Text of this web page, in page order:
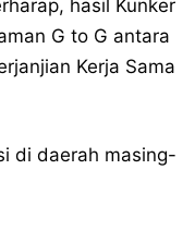
hasil Kunker
G to G antara
Kerja Sama
di daerah masing-